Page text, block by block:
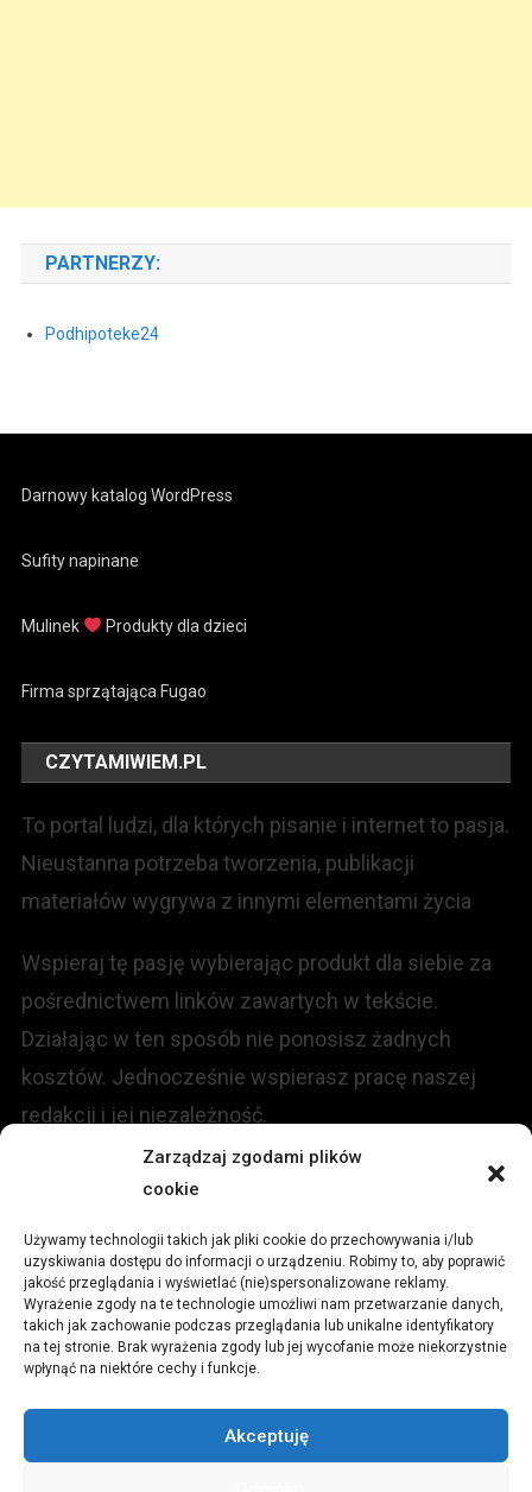
Zarządzaj zgodami plików
cookie
Używamy technologii takich jak pliki cookie do przechowywania i/lub
uzyskiwania dostępu do informacji o urządzeniu. Robimy to, aby poprawić
jakość przeglądania i wyświetlać (nie)spersonalizowane reklamy.
Wyrażenie zgody na te technologie umożliwi nam przetwarzanie danych,
takich jak zachowanie podczas przeglądania lub unikalne identyfikatory
na tej stronie. Brak wyrażenia zgody lub jej wycofanie może niekorzystnie
wpłynąć na niektóre cechy i funkcje.
Akceptuję
PARTNERZY:
Podhipoteke24
Darnowy katalog WordPress
Sufity napinane
Mulinek Produkty dla dzieci
Firma sprzątająca Fugao
CZYTAMIWIEM.PL
To portal ludzi, dla których pisanie i internet to pasja.
Nieustanna potrzeba tworzenia, publikacji
materiałów wygrywa z innymi elementami życia
Wspieraj tę pasję wybierając produkt dla siebie za
pośrednictwem linków zawartych w tekście.
Działając w ten sposób nie ponosisz żadnych
kosztów. Jednocześnie wspierasz pracę naszej
redakcji i jej niezależność.
Redakcja portalu:
ul.Stara 13, 42-600 Tarnowskie Góry
TEL:+48 509 547 822
redakcja@czytamiwiem.pl